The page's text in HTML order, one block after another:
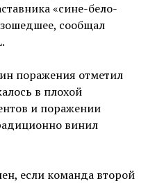
«сине-бело-
сообщал
поражения отметил
в плохой
и поражении
винил
если команда второй